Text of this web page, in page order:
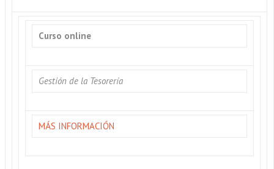
Curso online
Gestión de la Tesorería
MÁS INFORMACIÓN